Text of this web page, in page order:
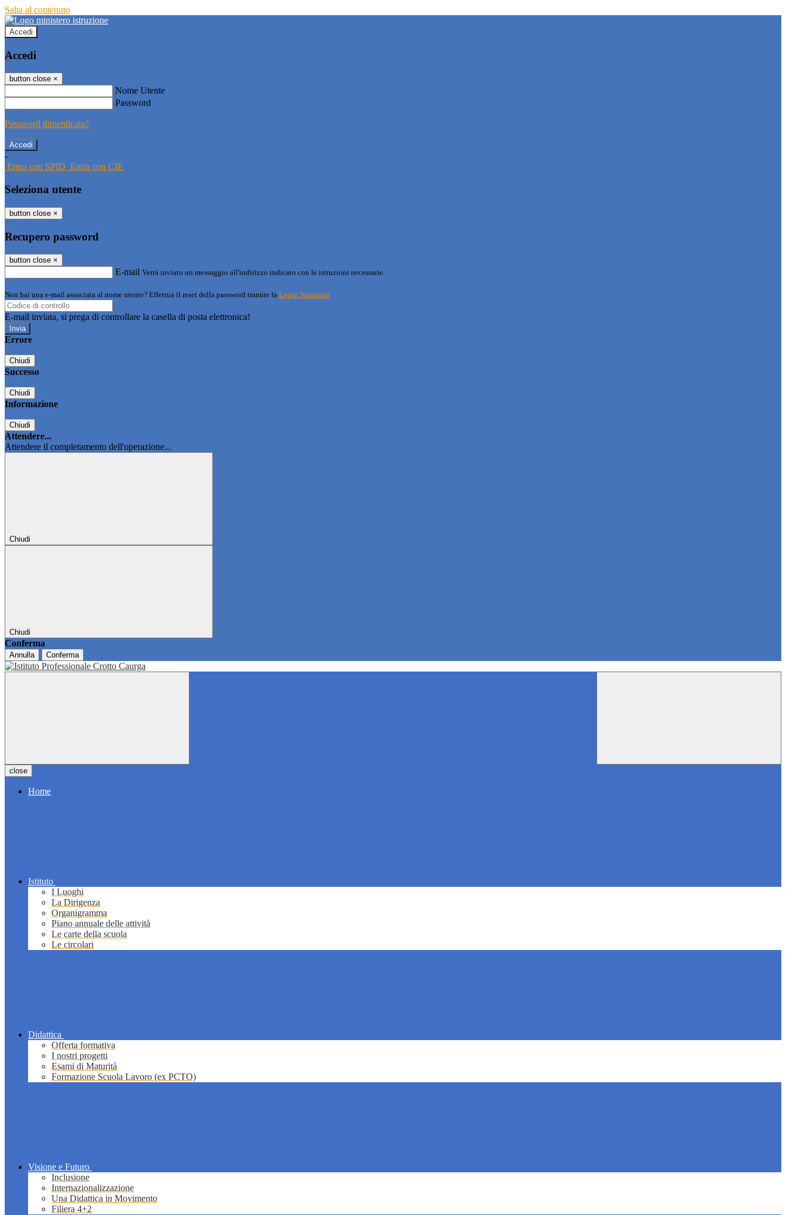
Salta al contenuto
Accedi
Accedi
button close ×
Nome Utente
Password
Password dimenticata?
-
Entra con SPID Entra con CIE
Seleziona utente
button close ×
Recupero password
button close ×
E-mail Verrà inviato un messaggio all'indirizzo indicato con le istruzioni necessarie.
Non hai una e-mail associata al nome utente? Effettua il reset della password tramite la Login Spaggiari
E-mail inviata, si prega di controllare la casella di posta elettronica!
Errore
Chiudi
Successo
Chiudi
Informazione
Chiudi
Attendere...
Attendere il completamento dell'operazione...
Chiudi
Chiudi
Conferma
Annulla Conferma
close
Home
Istituto
I Luoghi
La Dirigenza
Organigramma
Piano annuale delle attività
Le carte della scuola
Le circolari
Didattica
Offerta formativa
I nostri progetti
Esami di Maturità
Formazione Scuola Lavoro (ex PCTO)
Visione e Futuro
Inclusione
Internazionalizzazione
Una Didattica in Movimento
Filiera 4+2